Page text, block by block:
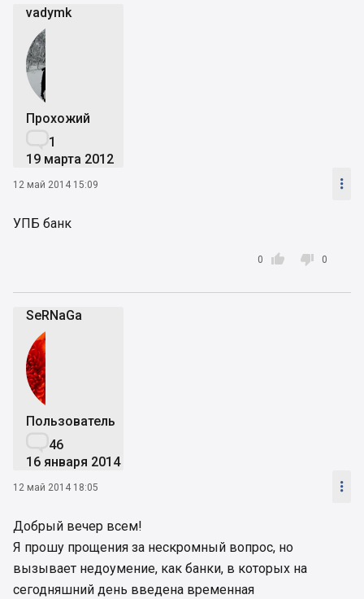
vadymk
Прохожий
1
19 марта 2012
12 май 2014 15:09 
УПБ банк

0  0
SeRNaGa
Пользователь
46
16 января 2014
12 май 2014 18:05 
Добрый вечер всем!
Я прошу прощения за нескромный вопрос, но
вызывает недоумение, как банки, в которых на
сегодняшний день введена временная